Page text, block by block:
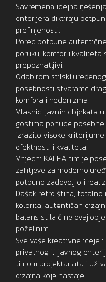
Savremena idejna
enterijera diktiraju
prefinjenosti.
Pored potpune
poruku, komfor i kvaliteta
prepoznatljivi.
Odabirom stilski
posebnosti stvaramo
komfora i hedonizma.
Vlasnici javnih objekata
gostima ponude
izrazito visoke
efektnosti i kvaliteta.
Vrijedni KALEA tim je
zahtjeve za moderno
potpuno zadovoljio i
Dašak retro štiha,
kolorita, autentičan
balans stila čine ovaj
poželjnim.
Sve vaše kreativne ideje
privatnog ili javnog
timom projektanata i
dizajna koje nastaje.